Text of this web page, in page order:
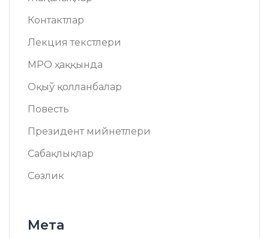
Контактлар
Лекция текстлери
МРО ҳаққында
Оқыў қолланбалар
Повесть
Президент мийнетлери
Сабақлықлар
Сөзлик
Мета